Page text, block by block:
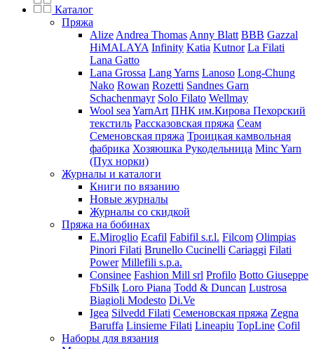
Каталог
Пряжа
Alize Andrea Thomas Anny Blatt BBB Gazzal
HiMALAYA Infinity Katia Kutnor La Filati
Lana Gatto
Lana Grossa Lang Yarns Lanoso Long-Chung
Nako Rowan Rozetti Sandnes Garn
Schachenmayr Solo Filato Wellmay
Wool sea YarnArt ПНК им.Кирова Пехорский
текстиль Рассказовская пряжа Сеам
Семеновская пряжа Троицкая камвольная
фабрика Хозяюшка Рукодельница Minc Yarn
(Пух норки)
Журналы и каталоги
Книги по вязанию
Новые журналы
Журналы со скидкой
Пряжа на бобинах
E.Miroglio Ecafil Fabifil s.r.l. Filcom Olimpias
Pinori Filati Brunello Cucinelli Cariaggi Filati
Power Millefili s.p.a.
Consinee Fashion Mill srl Profilo Botto Giuseppe
FbSilk Loro Piana Todd & Duncan Lustrosa
Biagioli Modesto Di.Ve
Igea Silvedd Filati Семеновская пряжа Zegna
Baruffa Linsieme Filati Lineapiu TopLine Cofil
Наборы для вязания